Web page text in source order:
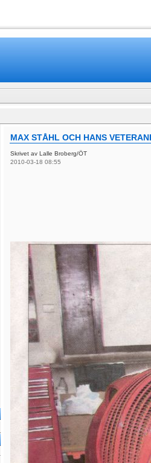
MAX STÅHL OCH HANS
Skrivet av Lalle Broberg/ÖT
2010-03-18 08:55